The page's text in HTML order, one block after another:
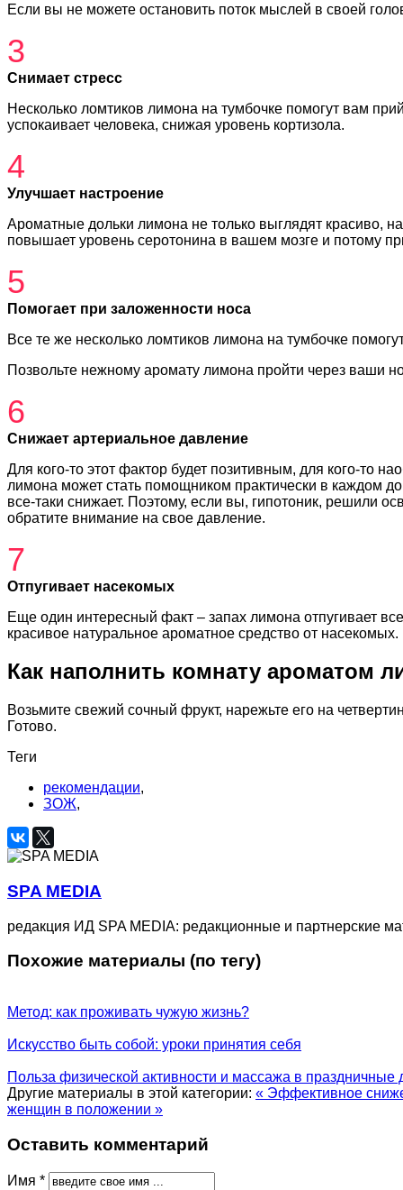
Если вы не можете остановить поток мыслей в своей
3
Снимает стресс
Несколько ломтиков лимона на тумбочке помогут вам
успокаивает человека, снижая уровень кортизола.
4
Улучшает настроение
Ароматные дольки лимона не только выглядят красиво,
повышает уровень серотонина в вашем мозге и потому
5
Помогает при заложенности носа
Все те же несколько ломтиков лимона на тумбочке
Позвольте нежному аромату лимона пройти через ваши
6
Снижает артериальное давление
Для кого-то этот фактор будет позитивным, для кого-то
лимона может стать помощником практически в каждом
все-таки снижает. Поэтому, если вы, гипотоник, решили
обратите внимание на свое давление.
7
Отпугивает насекомых
Еще один интересный факт – запах лимона отпугивает
красивое натуральное ароматное средство от насекомых.
Как наполнить комнату ароматом
Возьмите свежий сочный фрукт, нарежьте его на
Готово.
Теги
рекомендации,
ЗОЖ,
SPA MEDIA
редакция ИД SPA MEDIA: редакционные и партнерские
Похожие материалы (по тегу)
Метод: как проживать чужую жизнь?
Искусство быть собой: уроки принятия себя
Польза физической активности и массажа в праздничные
Другие материалы в этой категории: « Эффективное
женщин в положении »
Оставить комментарий
Имя *